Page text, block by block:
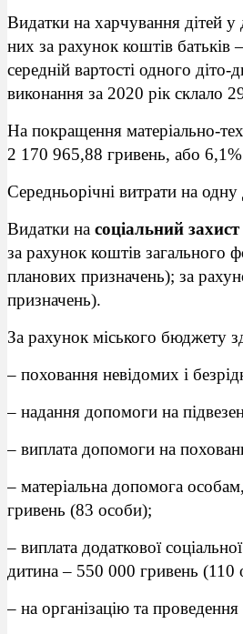
Видатки на харчування дітей
них за рахунок коштів
середній вартості одного
виконання за 2020 рік склало
На покращення матеріально-
2 170 965,88 гривень, або
Середньорічні витрати на
Видатки на соціальний
за рахунок коштів
планових призначень); за
призначень).
За рахунок міського бюджету
– поховання невідомих і
– надання допомоги на
– виплата допомоги на
– матеріальна допомога
гривень (83 особи);
– виплата додаткової
дитина – 550 000 гривень (110
– на організацію та